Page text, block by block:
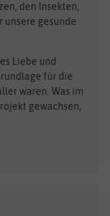
Freudenberger
den Insekten,
unsere gesunde
Liebe und
für die
waren. Was im
gewachsen,